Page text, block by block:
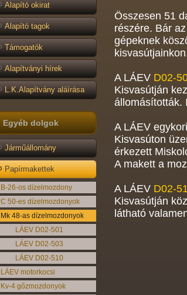
Alapító okirat
Alapító tagok
Támogatók
Alapítványi hírek
L.K.Alapítvány aláírása
Egyéb dolgok
Járműállomány
Papírmakettek
B-26-os dízelmozdony
C 50-es dízelmozdonyok
Mk 48-as dízelmozdonyok
LÁEV D02-501
LÁEV D02-503
LÁEV D02-510
LÁEV motorkocsi
Kv-4 gőzmozdonyok
Összesen 51
részére. Bár
gépeknek
A LÁEV D02-
Kisvasútján
állomásították.
A LÁEV egykori
Kisvasúton
érkezett
A makett a
A LÁEV D02-
Kisvasútján
látható